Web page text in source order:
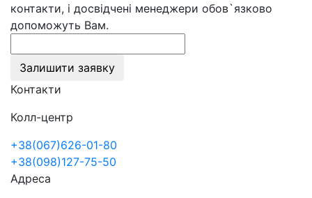
контакти, і досвідчені менеджери обов`язково
допоможуть Вам.
Залишити заявку
Контакти
Колл-центр
+38(067)626-01-80
+38(098)127-75-50
Адреса